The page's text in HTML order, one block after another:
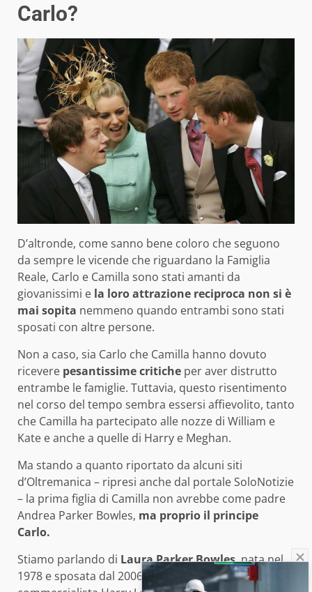
Carlo?
D’altronde, come sanno bene coloro che seguono
da sempre le vicende che riguardano la Famiglia
Reale, Carlo e Camilla sono stati amanti da
giovanissimi e la loro attrazione reciproca non si è
mai sopita nemmeno quando entrambi sono stati
sposati con altre persone.
Non a caso, sia Carlo che Camilla hanno dovuto
ricevere pesantissime critiche per aver distrutto
entrambe le famiglie. Tuttavia, questo risentimento
nel corso del tempo sembra essersi affievolito, tanto
che Camilla ha partecipato alle nozze di William e
Kate e anche a quelle di Harry e Meghan.
Ma stando a quanto riportato da alcuni siti
d’Oltremanica – ripresi anche dal portale SoloNotizie
– la prima figlia di Camilla non avrebbe come padre
Andrea Parker Bowles, ma proprio il principe
Carlo.
Stiamo parlando di Laura Parker Bowles, nata nel
1978 e sposata dal 2006 con il dottore